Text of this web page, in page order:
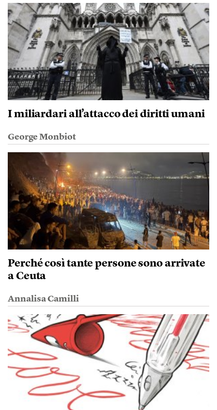
I miliardari all’attacco dei diritti umani
George Monbiot
Perché così tante persone sono arrivate
a Ceuta
Annalisa Camilli